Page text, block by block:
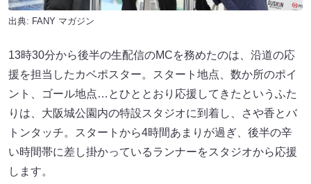
出典: FANY マガジン
13時30分から後半の生配信のMCを務めたのは、沿道の応
援を担当したカベポスター。スタート地点、数か所のポイ
ント、ゴール地点…とひととおり応援してきたというふた
りは、大阪城公園内の特設スタジオに到着し、さや香とバ
トンタッチ。スタートから4時間あまりが過ぎ、後半の辛
い時間帯に差し掛かっているランナーをスタジオから応援
します。